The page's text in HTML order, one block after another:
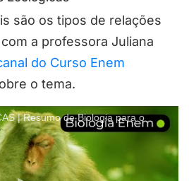
são os tipos de relações
a professora Juliana
do Curso Enem
o tema.
| Resumo de Biologia para o